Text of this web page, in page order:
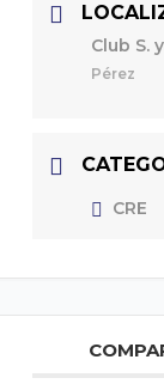
Club S.
Pérez
CRE